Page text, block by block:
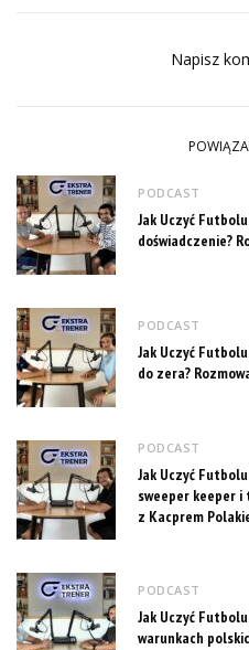
Napisz
PODCAST
Jak Uczyć
doświadczenie?
PODCAST
Jak Uczyć
do zera?
PODCAST
Jak Uczyć
sweeper keeper i
z Kacprem
PODCAST
Jak Uczyć
warunkach